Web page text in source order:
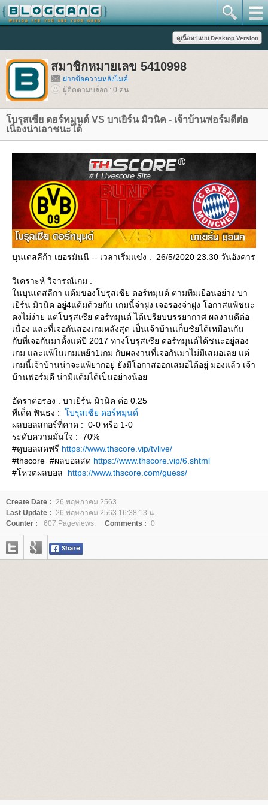
สมาชิกหมายเลข 5410998
ฝากข้อความหลังไมค์
ผู้ติดตามบล็อก : 0 คน
บรุสเซีย ดอร์ทมุนด์ VS บาเยิร์น มิวนิค - เจ้าบ้านฟอร์มดีต่อ
เนื่องน่าเอาชนะได้
บุนเดสลีก้า เยอรมันนี -- เวลาเริ่มแข่ง : 26/5/2020 23:30 วันอังคาร
วิเคราะห์ วิจารณ์เกม :
นบุนเดสลีกา แต้มของโบรุสเซีย ดอร์ทมุนด์ ตามทีมเยือนอย่าง บา
เยิร์น มิวนิค อยู่4แต้มด้วยกัน เกมนี้จ่าฝูง เจอรองจ่าฝูง โอกาสแพ้ชนะ
คงไม่ง่าย แต่โบรุสเซีย ดอร์ทมุนด์ ได้เปรียบบรรยากาศ ผลงานดีต่อ
เนื่อง และที่เจอกันสองเกมหลังสุด เป็นเจ้าบ้านเก็บชัยได้เหมือนกัน
กับที่เจอกันมาตั้งแต่ปี 2017 ทางโบรุสเซีย ดอร์ทมุนด์ได้ชนะอยู่สอง
เกม และแพ้ในเกมเหย้า1เกม กับผลงานที่เจอกันมาไม่มีเสมอเลย แต่
เกมนี้เจ้าบ้านน่าจะแพ้ยากอยู่ ยังมีโอกาสออกเสมอได้อยู่ มองแล้ว เจ้า
บ้านฟอร์มดี น่ามีแต้มได้เป็นอย่างน้อ
อัตราต่อรอง : บาเยิร์น มิวนิค ต่อ 0.25
ทีเด็ด ฟันธง : บรุสเซีย ดอร์ทมุนด์
ผลบอลสกอร์ที่คาด : 0-0 หรือ 1-0
ระดับความมั่นใจ : 70%
#ดูบอลสดฟรี https://www.thscore.vip/tvlive/
#thscore #ผลบอลสด https://www.thscore.vip/6.shtml
#โหวตผลบอล https://www.thscore.com/guess/
Create Date : 26 พฤษภาคม 2563
Last Update : 26 พฤษภาคม 2563 16:38:13 น.
Counter :
607 Pageviews. Comments : 0